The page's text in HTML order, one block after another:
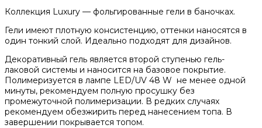
Коллекция Luxury — фольгированные гели в баночках.
Гели имеют плотную консистенцию, оттенки наносятся в
один тонкий слой. Идеально подходят для дизайнов.
Декоративный гель является второй ступенью гель-
лаковой системы и наносится на базовое покрытие.
Полимеризуется в лампе LED/UV 48 W не менее одной
минуты, рекомендуем полную просушку без
промежуточной полимеризации. В редких случаях
рекомендуем обезжирить перед нанесением топа. В
завершении покрывается топом.